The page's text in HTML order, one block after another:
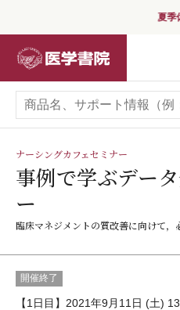
夏季
ナーシングカフェセミナー
事例で学ぶデー
ー
臨床マネジメントの質改善に向けて，
開催終了
【1日目】2021年9月11日 (土